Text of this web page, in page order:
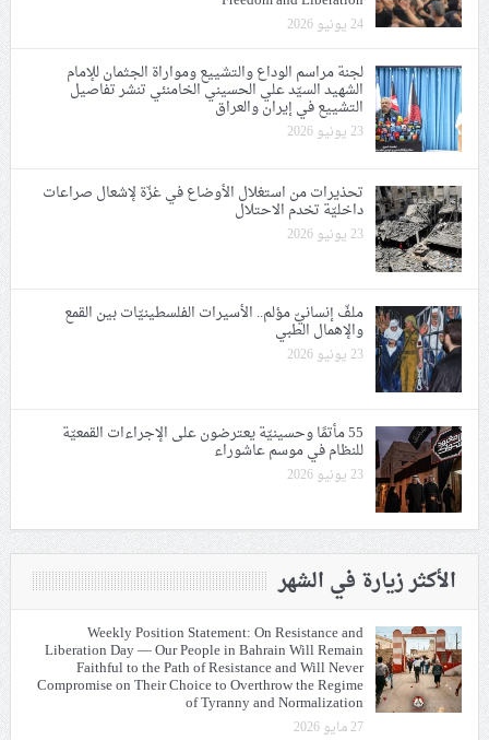
24 يونيو 2026
لجنة مراسم الوداع والتشييع ومواراة الجثمان للإمام
الشهيد السيّد علي الحسيني الخامنئي تنشر تفاصيل
التشييع في إيران والعراق
23 يونيو 2026
تحذيرات من استغلال الأوضاع في غزّة لإشعال صراعات
داخليّة تخدم الاحتلال
23 يونيو 2026
ملفّ إنسانيّ مؤلم.. الأسيرات الفلسطينيّات بين القمع
والإهمال الطبي
23 يونيو 2026
55 مأتمًا وحسينيّة يعترضون على الإجراءات القمعيّة
للنظام في موسم عاشوراء
23 يونيو 2026
الأكثر زيارة في الشهر
Weekly Position Statement: On Resistance and
Liberation Day — Our People in Bahrain Will Remain
Faithful to the Path of Resistance and Will Never
Compromise on Their Choice to Overthrow the Regime
of Tyranny and Normalization
27 مايو 2026